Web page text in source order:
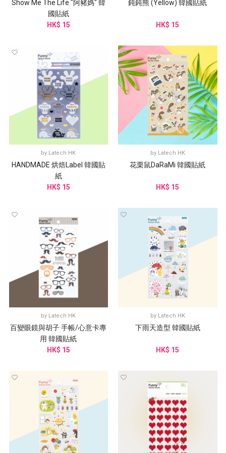
Show Me The Life "阿豬媽" 韓
國貼紙
HK$ 15
鈍鈍熊 (Yellow) 韓國貼紙
HK$ 15
by Latech HK
HANDMADE 烘焙Label 韓國貼
紙
HK$ 15
by Latech HK
花栗鼠DaRaMi 韓國貼紙
HK$ 15
by Latech HK
百變眼鏡與胡子 手帳/心意卡專
用 韓國貼紙
HK$ 15
by Latech HK
下雨天造型 韓國貼紙
HK$ 15